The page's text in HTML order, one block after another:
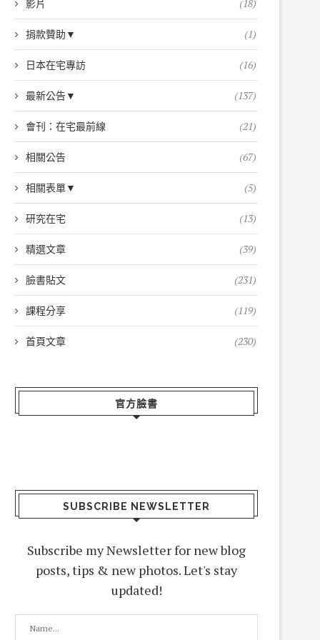
影片 (18)
捐款贊助▼ (1)
日本在宅專訪 (16)
最新公告▼ (137)
會刊：在宅最前線 (21)
相關公告 (67)
相關表單▼ (5)
研究在宅 (13)
精選文章 (39)
臉書貼文 (231)
課程分享 (119)
首頁文章 (230)
官方臉書
SUBSCRIBE NEWSLETTER
Subscribe my Newsletter for new blog
posts, tips & new photos. Let's stay
updated!